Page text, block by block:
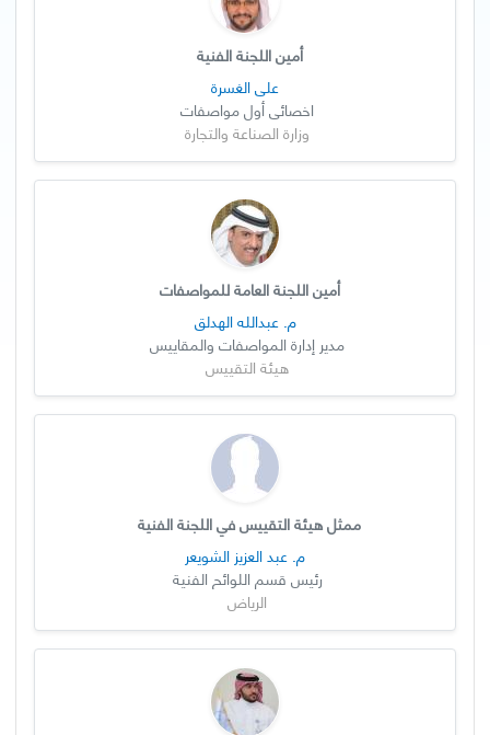
أمين اللجنة الفنية
علي الغسرة
اخصائي أول مواصفات
وزارة الصناعة والتجارة
أمين اللجنة العامة للمواصفات
م. عبدالله الهدلق
مدير إدارة المواصفات والمقاييس
هيئة التقييس
ممثل هيئة التقييس في اللجنة الفنية
م. عبد العزيز الشويعر
رئيس قسم اللوائح الفنية
الرياض